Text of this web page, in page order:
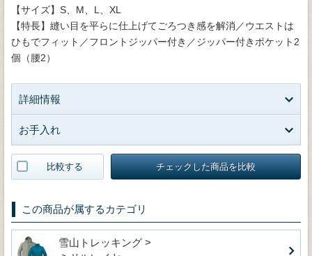
【サイズ】S、M、L、XL
【特長】縫い目を平らに仕上げてごろつき感を解消／ウエストは
ひもでフィット／フロントジッパー付き／ジッパー付きポケット2
個（腰2）
詳細情報
お手入れ
比較する チェックした商品を比較
この商品が属するカテゴリ
雪山トレッキング >